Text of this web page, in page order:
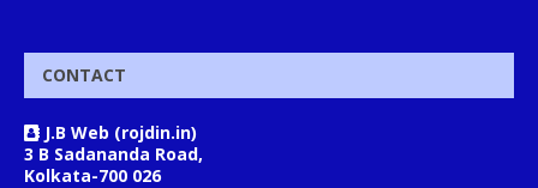
CONTACT
J.B Web (rojdin.in)
3 B Sadananda Road,
Kolkata-700 026